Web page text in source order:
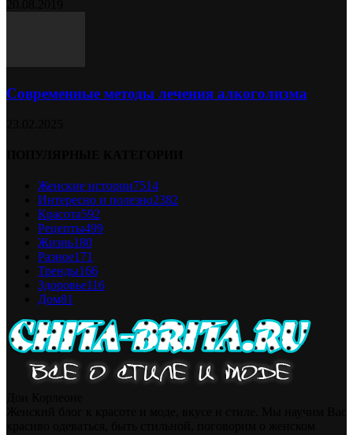
Современные методы лечения алкоголизма
Женские истории7514
Интересно и полезно2382
Красота592
Рецепты499
Жизнь180
Разное171
Тренды166
Здоровье116
Дом81